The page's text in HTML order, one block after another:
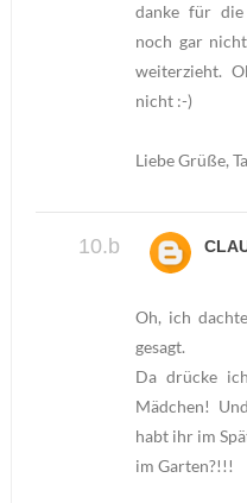
danke für die
noch gar
weiterzieht.
nicht :-)
Liebe Grüße,
Oh, ich
gesagt.
Da drücke
Mädchen!
habt ihr im
im Garten?!!!